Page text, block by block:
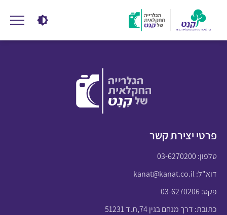
פרטי יצירת קשר
טלפון:03-6270200
דוא"ל:kanat@kanat.co.il
פקס: 03-6270206
כתובת: דרך מנחם בגין 74,ת.ד 51231